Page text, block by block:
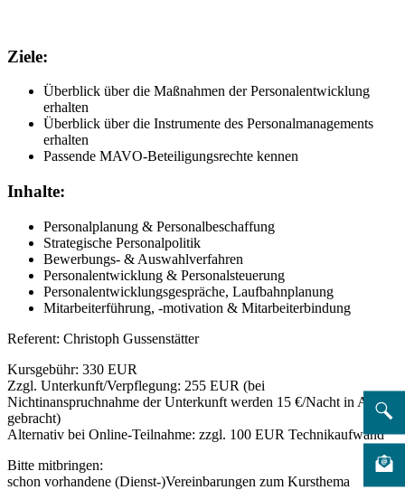
Ziele:
Überblick über die Maßnahmen der Personalentwicklung
erhalten
Überblick über die Instrumente des Personalmanagements
erhalten
Passende MAVO-Beteiligungsrechte kennen
Inhalte:
Personalplanung & Personalbeschaffung
Strategische Personalpolitik
Bewerbungs- & Auswahlverfahren
Personalentwicklung & Personalsteuerung
Personalentwicklungsgespräche, Laufbahnplanung
Mitarbeiterführung, -motivation & Mitarbeiterbindung
Referent: Christoph Gussenstätter
Kursgebühr: 330 EUR
Zzgl. Unterkunft/Verpflegung: 255 EUR (bei
Nichtinanspruchnahme der Unterkunft werden 15 €/Nacht in Abzug
gebracht)
Alternativ bei Online-Teilnahme: zzgl. 100 EUR Technikaufwand
Bitte mitbringen:
schon vorhandene (Dienst-)Vereinbarungen zum Kursthema